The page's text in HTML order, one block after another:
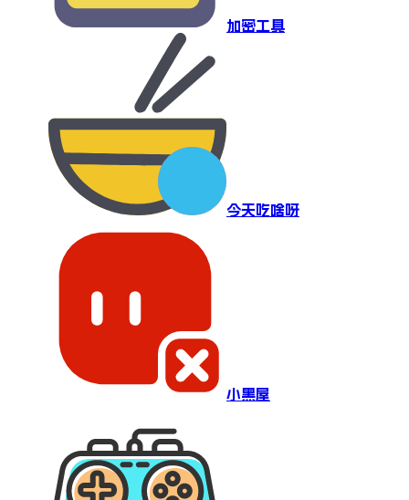
加密工具
今天吃啥呀
小黑屋